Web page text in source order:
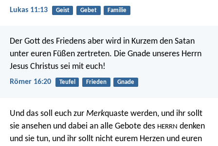
Lukas 11:13 Geist Gebet Familie
Der Gott des Friedens aber wird in Kurzem den Satan
unter euren Füßen zertreten. Die Gnade unseres Herrn
Jesus Christus sei mit euch!
Römer 16:20 Teufel Frieden Gnade
Und das soll euch zur Merkquaste werden, und ihr sollt
sie ansehen und dabei an alle Gebote des HERRN denken
und sie tun, und ihr sollt nicht eurem Herzen und euren